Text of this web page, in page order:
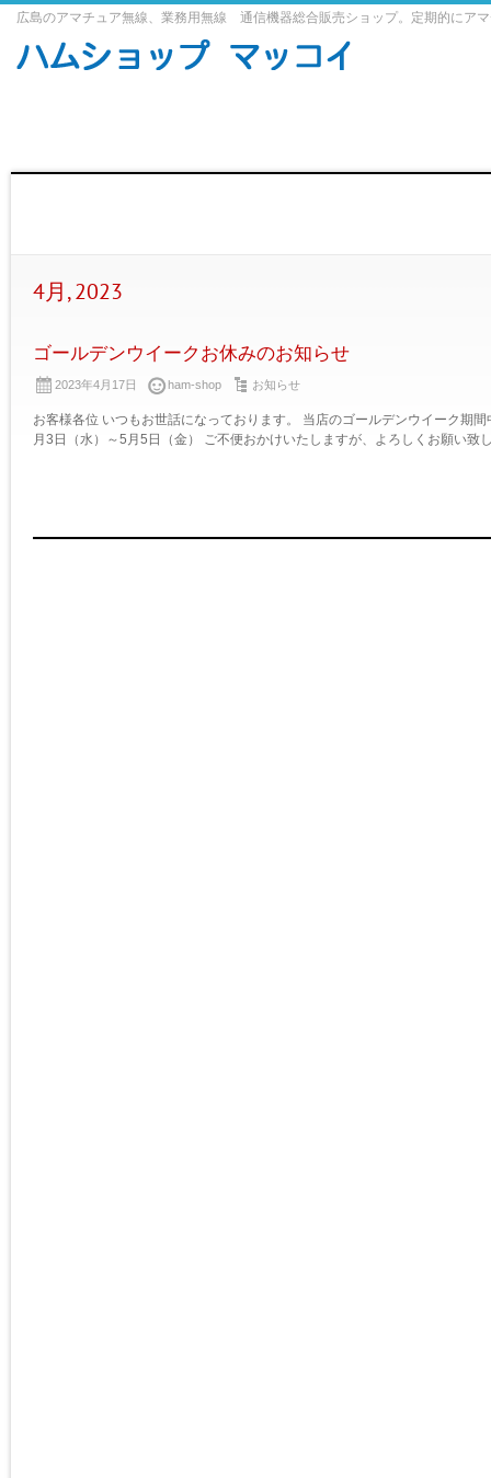
広島のアマチュア無線、業務用無線 通信機器総合販売ショップ。定期的にア
4月, 2023
ゴールデンウイークお休みのお知らせ
2023年4月17日 ham-shop お知らせ
お客様各位 いつもお世話になっております。 当店のゴールデンウイーク期
月3日（水）～5月5日（金） ご不便おかけいたしますが、よろしくお願い